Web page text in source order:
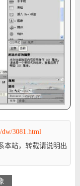
dw/3081.html
本站，转载请说明出